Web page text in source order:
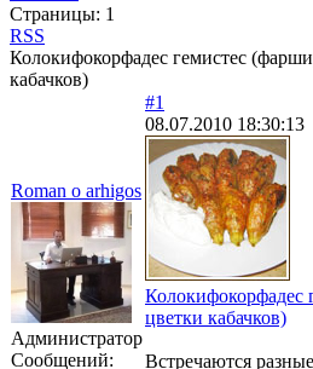
Страницы: 1
RSS
Колокифокорфадес гемистес
кабачков)
Roman o arhigos
Администратор
Сообщений:
#1
08.07.2010 18:30:13
Колокифокорфадес
цветки кабачков)
Встречаются